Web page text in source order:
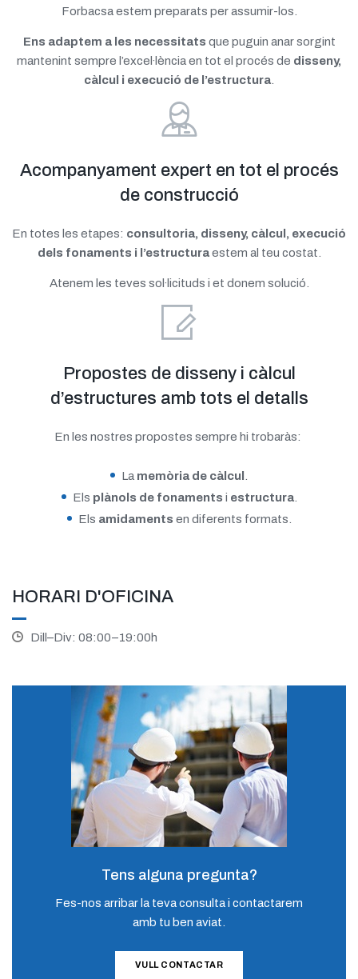
Forbacsa estem preparats per assumir-los.
Ens adaptem a les necessitats que puguin anar sorgint
mantenint sempre l’excel·lència en tot el procés de disseny,
càlcul i execució de l’estructura.
Acompanyament expert en tot el procés
de construcció
En totes les etapes: consultoria, disseny, càlcul, execució
dels fonaments i l’estructuraestem al teu costat.
Atenem les teves sol·licituds i et donem solució.
Propostes de disseny i càlcul
d’estructures amb tots el detalls
En les nostres propostes sempre hi trobaràs:
La memòria de càlcul .
Els plànols de fonaments i estructura.
Els amidaments en diferents formats.
HORARI D'OFICINA
Dill–Div: 08:00–19:00h
Tens alguna pregunta?
Fes-nos arribar la teva consulta i contactarem
amb tu ben aviat.
VULL CONTACTAR